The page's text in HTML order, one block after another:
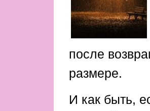
после
размере.
И как быть,